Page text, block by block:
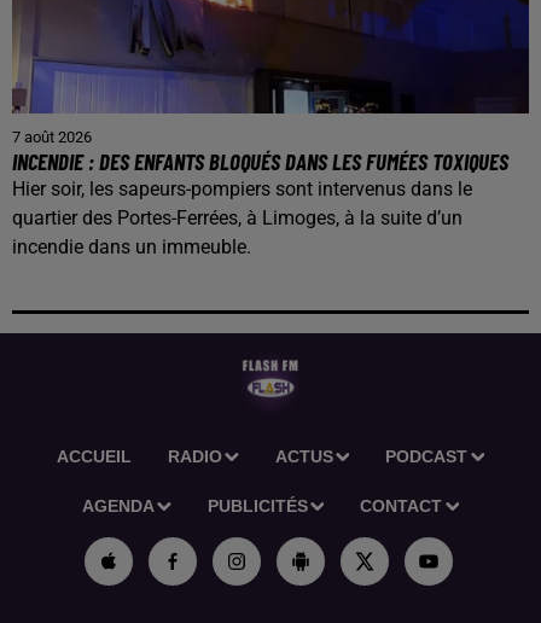
7 août 2026
INCENDIE : DES ENFANTS BLOQUÉS DANS LES FUMÉES TOXIQUES
Hier soir, les sapeurs-pompiers sont intervenus dans le
quartier des Portes-Ferrées, à Limoges, à la suite d’un
incendie dans un immeuble.
ACCUEIL RADIO ACTUS PODCAST
AGENDA PUBLICITÉS CONTACT